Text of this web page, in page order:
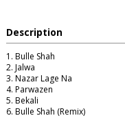
Description
1. Bulle Shah
2. Jalwa
3. Nazar Lage Na
4. Parwazen
5. Bekali
6. Bulle Shah (Remix)